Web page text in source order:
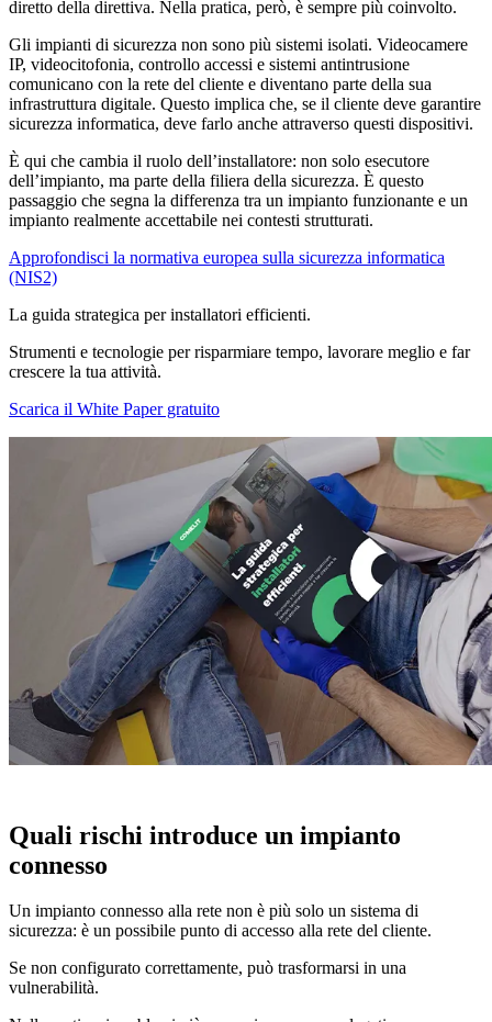
diretto della direttiva. Nella pratica, però, è sempre più coinvolto.
Gli impianti di sicurezza non sono più sistemi isolati. Videocamere
IP, videocitofonia, controllo accessi e sistemi antintrusione
comunicano con la rete del cliente e diventano parte della sua
infrastruttura digitale. Questo implica che, se il cliente deve garantire
sicurezza informatica, deve farlo anche attraverso questi dispositivi.
È qui che cambia il ruolo dell’installatore: non solo esecutore
dell’impianto, ma parte della filiera della sicurezza. È questo
passaggio che segna la differenza tra un impianto funzionante e un
impianto realmente accettabile nei contesti strutturati.
Approfondisci la normativa europea sulla sicurezza informatica
(NIS2)
La guida strategica perinstallatori efficienti.
Strumenti e tecnologie per risparmiare tempo, lavorare meglio e far
crescere la tua attività.
Scarica il White Paper gratuito
Quali rischi introduce un impianto
connesso
Un impianto connesso alla rete non è più solo un sistema di
sicurezza: è un possibile punto di accesso alla rete del cliente.
Se non configurato correttamente, può trasformarsi in una
vulnerabilità.